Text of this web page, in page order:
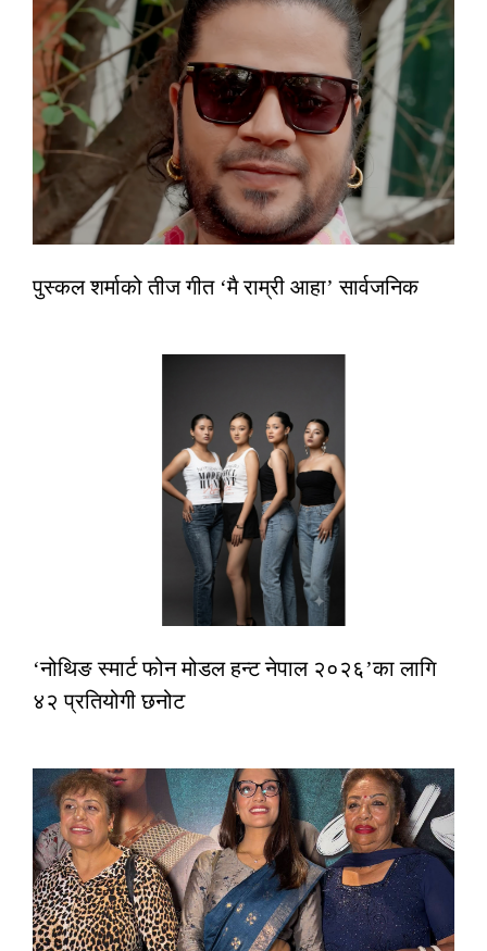
पुस्कल शर्माको तीज गीत ‘मै राम्री आहा’ सार्वजनिक
‘नोथिङ स्मार्ट फोन मोडल हन्ट नेपाल २०२६’का लागि
४२ प्रतियोगी छनोट